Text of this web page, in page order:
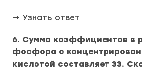
→ Узнать ответ
6. Сумма коэффициентов в
фосфора с
кислотой составляет 33.